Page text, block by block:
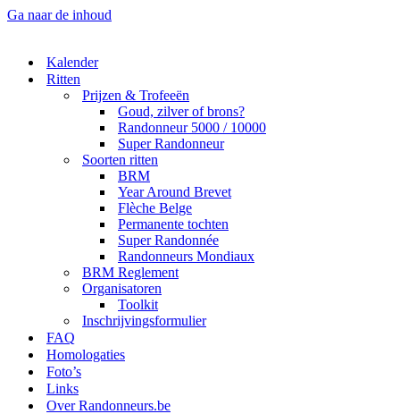
Ga naar de inhoud
Kalender
Ritten
Prijzen & Trofeeën
Goud, zilver of brons?
Randonneur 5000 / 10000
Super Randonneur
Soorten ritten
BRM
Year Around Brevet
Flèche Belge
Permanente tochten
Super Randonnée
Randonneurs Mondiaux
BRM Reglement
Organisatoren
Toolkit
Inschrijvingsformulier
FAQ
Homologaties
Foto’s
Links
Over Randonneurs.be